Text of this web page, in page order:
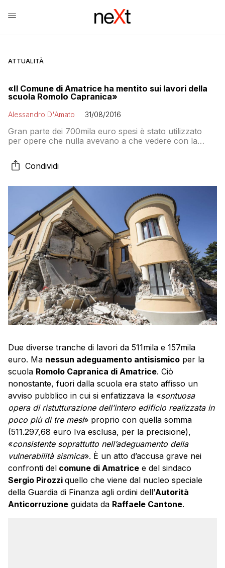
ATTUALITÀ
«Il Comune di Amatrice ha mentito sui lavori della
scuola Romolo Capranica»
Alessandro D'Amato 31/08/2016
Gran parte dei 700mila euro spesi è stato utilizzato
per opere che nulla avevano a che vedere con la
era stato affisso un avviso pubblico che vantava
l’adeguamento sismico…
Condividi
Due diverse tranche di lavori da 511mila e 157mila
euro. Ma nessun adeguamento antisismico per la
scuola Romolo Capranica di Amatrice. Ciò
nonostante, fuori dalla scuola era stato affisso un
avviso pubblico in cui si enfatizzava la «sontuosa
opera di ristutturazione dell’intero edificio realizzata in
poco più di tre mesi» proprio con quella somma
(511.297,68 euro Iva esclusa, per la precisione),
«consistente soprattutto nell’adeguamento della
vulnerabilità sismica». È un atto d’accusa grave nei
confronti del comune di Amatrice e del sindaco
Sergio Pirozzi quello che viene dal nucleo speciale
della Guardia di Finanza agli ordini dell’Autorità
Anticorruzione guidata da Raffaele Cantone.